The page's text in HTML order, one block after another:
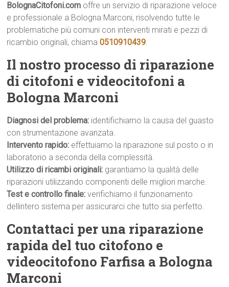
BolognaCitofoni.com offre un servizio di riparazione veloce
e professionale a Bologna Marconi, risolvendo tutte le
problematiche più comuni con interventi mirati e pezzi di
ricambio originali, chiama0510910439.
Il nostro processo di riparazione
di citofoni e videocitofoni a
Bologna Marconi
Diagnosi del problema: identifichiamo la causa del guasto
con strumentazione avanzata.
Intervento rapido: effettuiamo la riparazione sul posto o in
laboratorio a seconda della complessità.
Utilizzo di ricambi originali: garantiamo la qualità delle
riparazioni utilizzando componenti delle migliori marche.
Test e controllo finale:verifichiamo il funzionamento
dellintero sistema per assicurarci che tutto sia perfetto.
Contattaci per una riparazione
rapida del tuo citofono e
videocitofono Farfisa a Bologna
Marconi